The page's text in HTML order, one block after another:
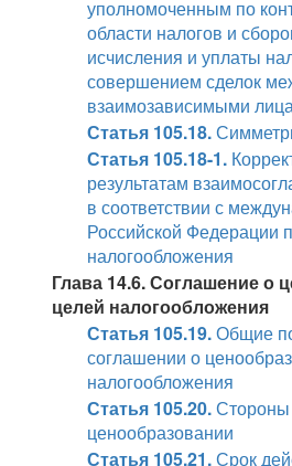
уполномоченным по
области налогов и
исчисления и уплаты
совершением сделок
взаимозависимыми
Статья 105.18.
Статья 105.18-1.
результатам
в соответствии с
Российской Федерации
налогообложения
Глава 14.6. Соглашение о
целей налогообложения
Статья 105.19.Общие
соглашении о
налогообложения
Статья 105.20.
ценообразовании
Статья 105.21.Срок